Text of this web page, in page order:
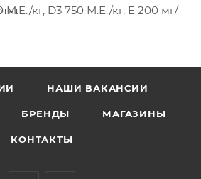
М.Е./кг, D3 750 М.Е./кг, Е 200 мг/
НАШИ ВАКАНСИИ
БРЕНДЫ МАГАЗИНЫ
КОНТАКТЫ